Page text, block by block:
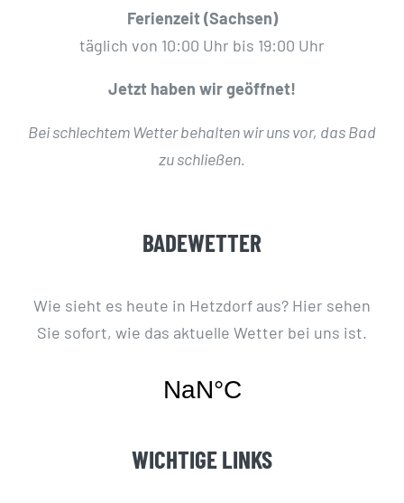
Ferienzeit (Sachsen‬)
täglich ‪von 10:00 Uhr bis 19:00 Uhr‬
Jetzt haben wir geöffnet!
Bei schlechtem Wetter behalten wir uns vor, das Bad
zu schließen.
BADEWETTER
Wie sieht es heute in Hetzdorf aus? Hier sehen
Sie sofort, wie das aktuelle Wetter bei uns ist.
WICHTIGE LINKS